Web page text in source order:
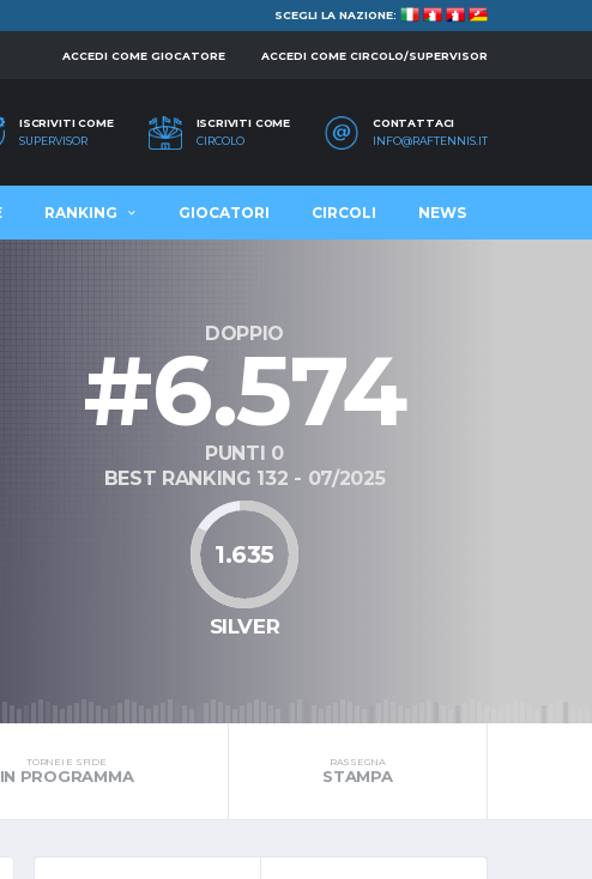
SCEGLI LA NAZIONE:
ACCEDI COME GIOCATORE ACCEDI COME CIRCOLO/SUPERVISOR
ISCRIVITI COME
SUPERVISOR
ISCRIVITI COME
CIRCOLO
CONTATTACI
INFO@RAFTENNIS.IT
RANKING GIOCATORI CIRCOLI NEWS
DOPPIO
#6.574
PUNTI 0
BEST RANKING 132 - 07/2025
1.635
SILVER
TORNEI E SFIDE
IN PROGRAMMA
RASSEGNA
STAMPA